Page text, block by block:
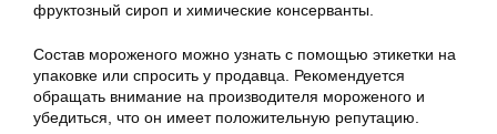
фруктозный сироп и химические консерванты.
Состав мороженого можно узнать с помощью этикетки на
упаковке или спросить у продавца. Рекомендуется
обращать внимание на производителя мороженого и
убедиться, что он имеет положительную репутацию.